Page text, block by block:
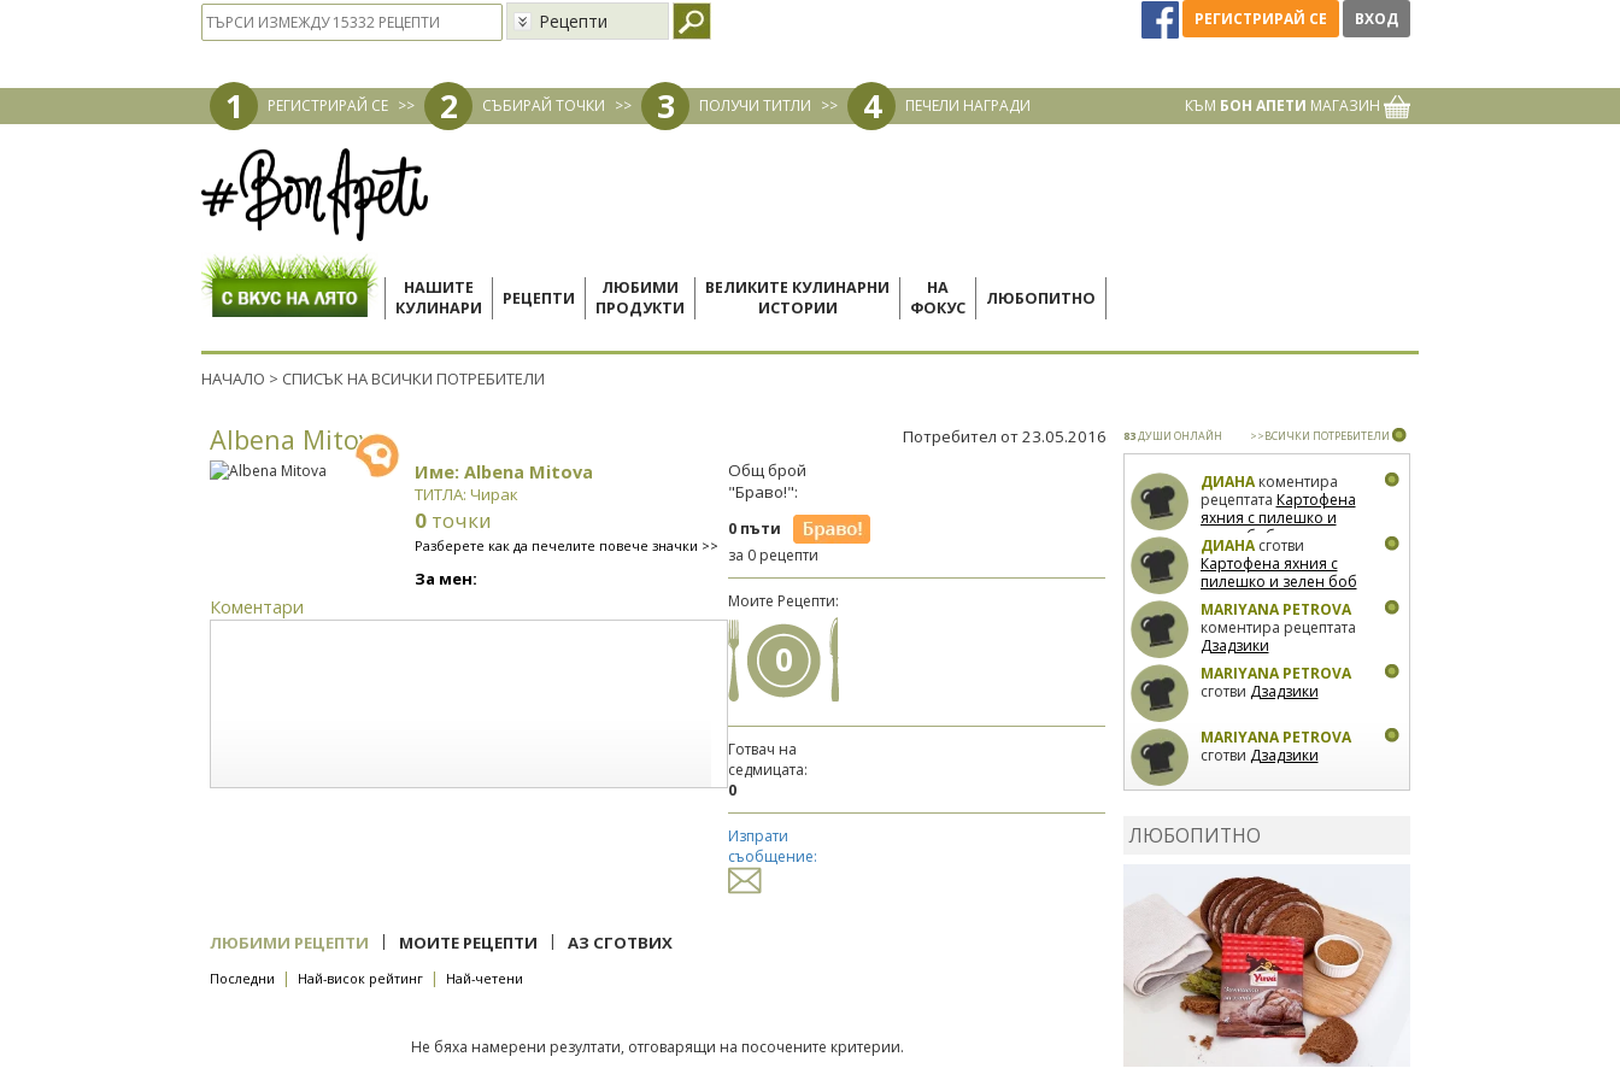
Рецепти РЕГИСТРИРАЙ СЕ ВХОД
1 РЕГИСТРИРАЙ СЕ >> 2 СЪБИРАЙ ТОЧКИ >> 3 ПОЛУЧИ ТИТЛИ >> 4 ПЕЧЕЛИ НАГРАДИ КЪМ БОН АПЕТИ МАГАЗИН
НАШИТЕ
КУЛИНАРИ
РЕЦЕПТИ
ЛЮБИМИ
ПРОДУКТИ
ВЕЛИКИТЕ КУЛИНАРНИ
ИСТОРИИ
НА
ФОКУС
ЛЮБОПИТНО
НАЧАЛО > СПИСЪК НА ВСИЧКИ ПОТРЕБИТЕЛИ
Albena Mitova Потребител от 23.05.2016
Име: Albena Mitova
ТИТЛА: Чирак
0 точки
Разберете как да печелите повече значки >>
За мен:
Коментари
Общ брой
"Браво!":
0 пъти
за 0 рецепти
Моите Рецепти:
0
Готвач на
седмицата:
0
Изпрати
съобщение:
ЛЮБИМИ РЕЦЕПТИ | МОИТЕ РЕЦЕПТИ | АЗ СГОТВИХ
Последни | Най-висок рейтинг | Най-четени
Не бяха намерени резултати, отговарящи на посочените критерии.
83ДУШИ ОНЛАЙН >>ВСИЧКИ ПОТРЕБИТЕЛИ
ДИАНАкоментира
рецептата Картофена
яхния с пилешко и
зелен боб
ДИАНАсготви
Картофена яхния с
пилешко и зелен боб
MARIYANA PETROVA
коментира рецептата
Дзадзики
MARIYANA PETROVA
сготви Дзадзики
MARIYANA PETROVA
сготви Дзадзики
фурна
рецептатаСвински
ребра с печени
картофи
ЛЮБОПИТНО